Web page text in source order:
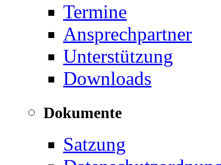
Termine
Ansprechpartner
Unterstützung
Downloads
Dokumente
Satzung